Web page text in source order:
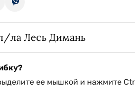
ла Лесь Димань
ее мышкой и нажмите